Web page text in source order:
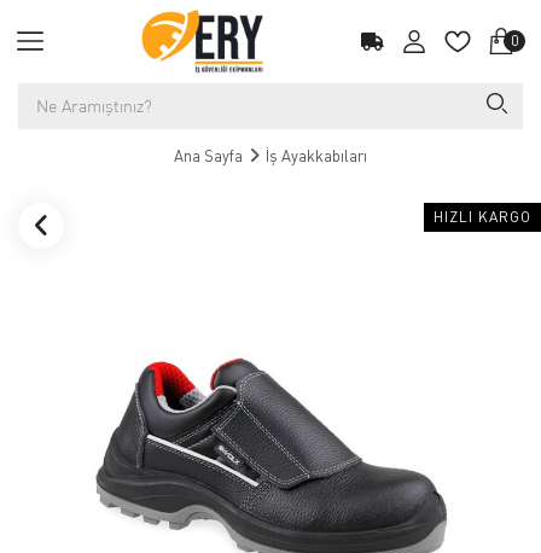
0
Ana Sayfa İş Ayakkabıları
HIZLI KARGO